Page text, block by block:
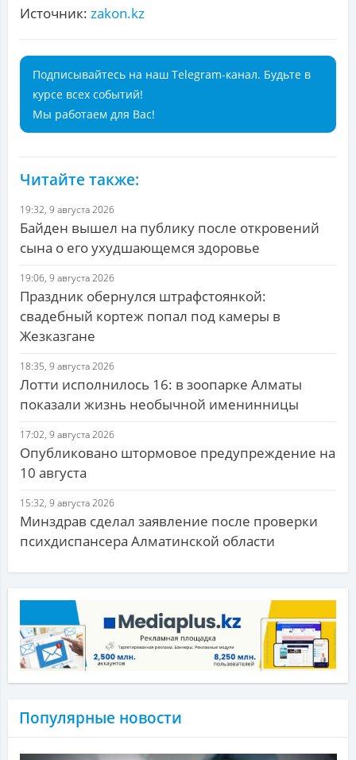
Источник: zakon.kz
Подписывайтесь на наш Telegram-канал. Будьте в
курсе всех событий!
Мы работаем для Вас!
Читайте также:
19:32, 9 августа 2026
Байден вышел на публику после откровений
сына о его ухудшающемся здоровье
19:06, 9 августа 2026
Праздник обернулся штрафстоянкой:
свадебный кортеж попал под камеры в
Жезказгане
18:35, 9 августа 2026
Лотти исполнилось 16: в зоопарке Алматы
показали жизнь необычной именинницы
17:02, 9 августа 2026
Опубликовано штормовое предупреждение на
10 августа
15:32, 9 августа 2026
Минздрав сделал заявление после проверки
психдиспансера Алматинской области
Популярные новости